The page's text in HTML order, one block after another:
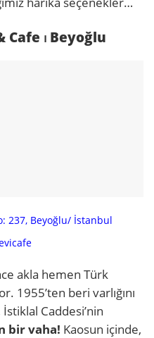
⏐ Beyoğlu
237, Beyoğlu/ İstanbul
akla hemen Türk
1955’ten beri varlığını
Caddesi’nin
bir vaha! Kaosun içinde,